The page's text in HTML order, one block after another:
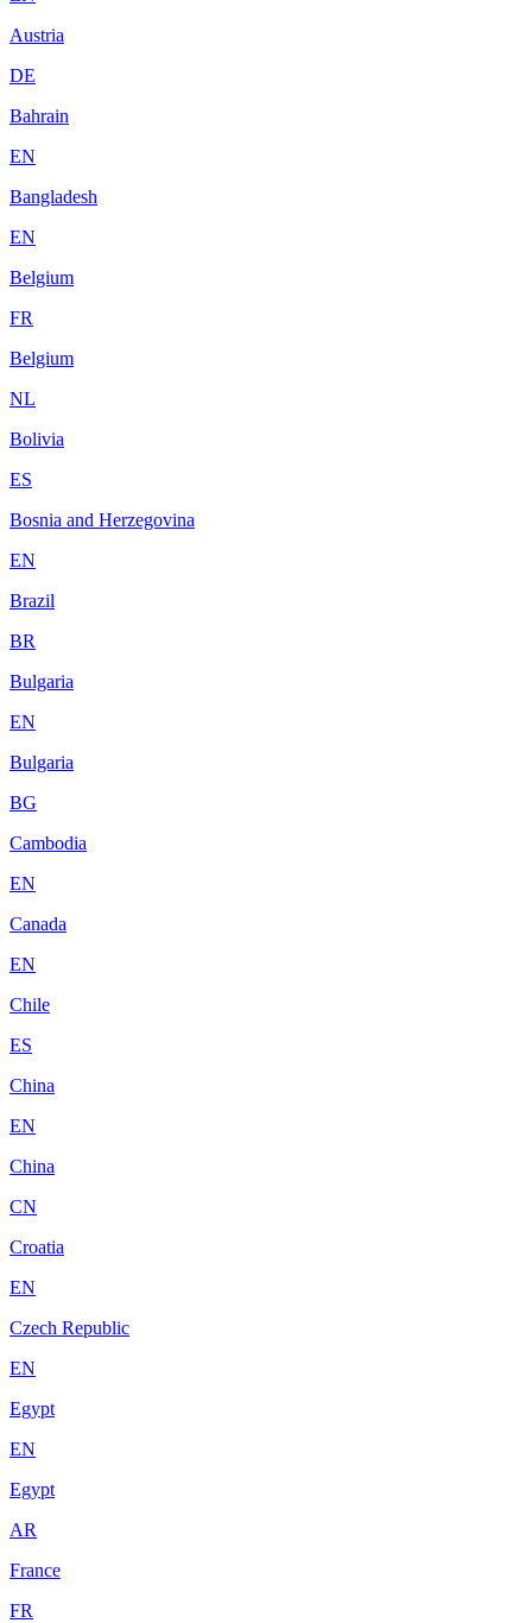
Austria
DE
Bahrain
EN
Bangladesh
EN
Belgium
FR
Belgium
NL
Bolivia
ES
Bosnia and Herzegovina
EN
Brazil
BR
Bulgaria
EN
Bulgaria
BG
Cambodia
EN
Canada
EN
Chile
ES
China
EN
China
CN
Croatia
EN
Czech Republic
EN
Egypt
EN
Egypt
AR
France
FR